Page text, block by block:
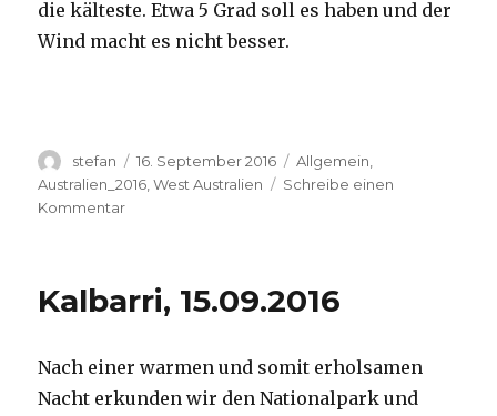
die kälteste. Etwa 5 Grad soll es haben und der
Wind macht es nicht besser.
Autor
stefan
Veröffentlicht
am
16. September 2016 Kategorien
Allgemein
Australien_2016 ,West Australien
Schreibe einen
Kommentarzu
Kalbarri, 15.09.2016
Nach einer warmen und somit erholsamen
Nacht erkunden wir den Nationalpark und